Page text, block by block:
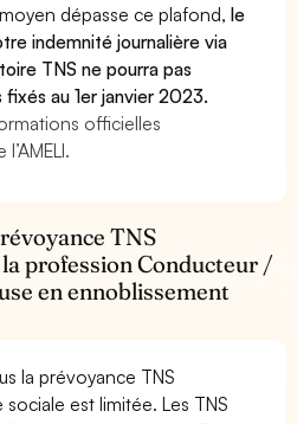
dépasse ce plafond,le
indemnité journalière via
TNS ne pourra pas
au 1er janvier 2023.
officielles
TNS
profession Conducteur /
en ennoblissement
la prévoyance TNS
est limitée. Les TNS